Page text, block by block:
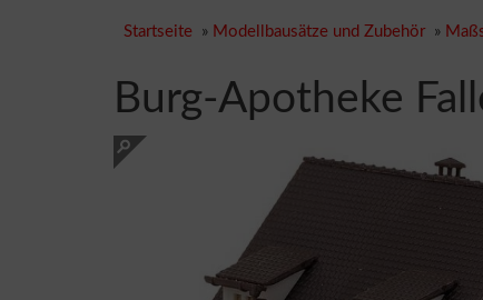
Startseite » Modellbausätze und Zubehör »
Burg-Apotheke